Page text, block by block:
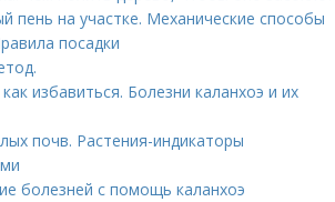
пень на участке. Механические способы
посадки
избавиться. Болезни каланхоэ и их
почв. Растения-индикаторы
болезней с помощь каланхоэ